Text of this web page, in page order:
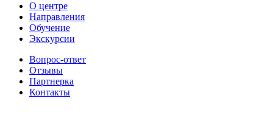
О центре
Направления
Обучение
Экскурсии
Вопрос-ответ
Отзывы
Партнерка
Контакты